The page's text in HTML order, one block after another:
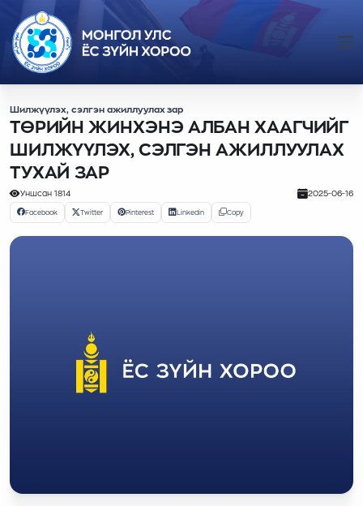
Шилжүүлэх, сэлгэн ажиллуулах зар
ТӨРИЙН ЖИНХЭНЭ АЛБАН ХААГЧИЙГ
ШИЛЖҮҮЛЭХ, СЭЛГЭН АЖИЛЛУУЛАХ
ТУХАЙ ЗАР
Уншсан 1814 2025-06-16
Facebook Twitter Pinterest Linkedin Copy